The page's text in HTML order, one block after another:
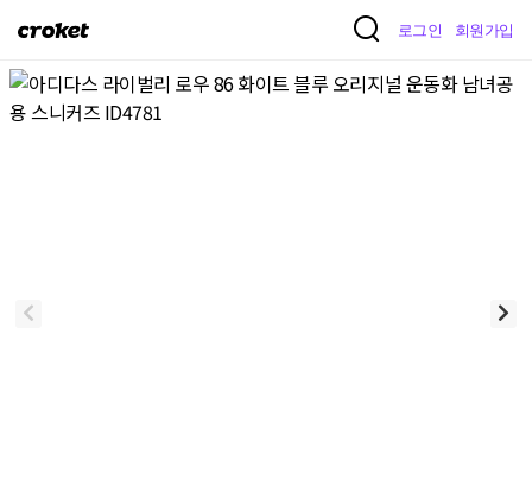
크
켓
로그인 회원가입